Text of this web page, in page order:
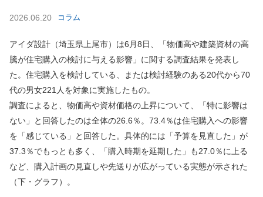
2026.06.20 コラム
アイダ設計（埼玉県上尾市）は6月8日、「物価高や建築資材の高
騰が住宅購入の検討に与える影響」に関する調査結果を発表し
た。住宅購入を検討している、または検討経験のある20代から70
代の男女221人を対象に実施したもの。
調査によると、物価高や資材価格の上昇について、「特に影響は
ない」と回答したのは全体の26.6％。73.4％は住宅購入への影響
を「感じている」と回答した。具体的には「予算を見直した」が
37.3％でもっとも多く、「購入時期を延期した」も27.0％に上る
など、購入計画の見直しや先送りが広がっている実態が示された
（下・グラフ）。